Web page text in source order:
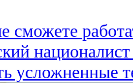
сможете
усложненные